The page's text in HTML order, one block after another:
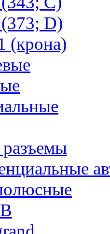
D)
(крона)